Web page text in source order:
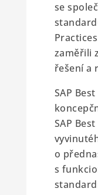
se
zaměřili
řešení a
SAP
SAP
o
s